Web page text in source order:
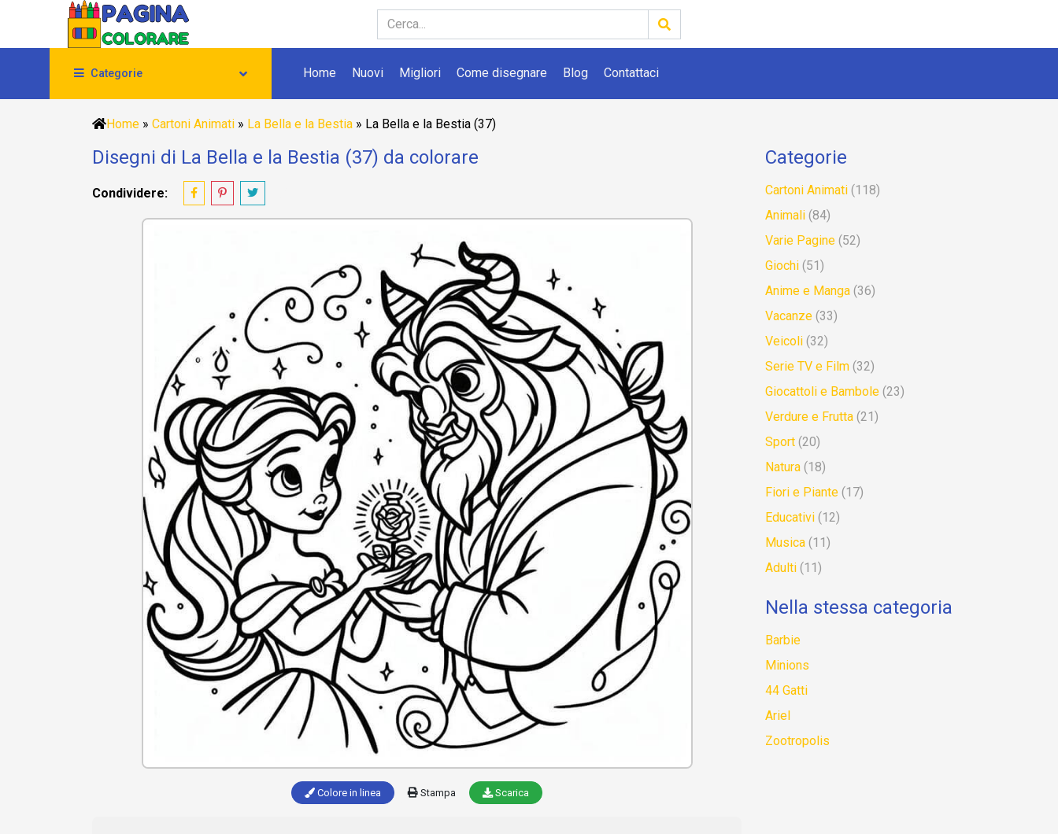
Categorie Home Nuovi Migliori Come disegnare Blog Contattaci
Home » Cartoni Animati » La Bella e la Bestia » La Bella e la Bestia (37)
Disegni di La Bella e la Bestia (37) da colorare
Condividere:
Colore in linea Stampa Scarica
Categorie
Cartoni Animati (118)
Animali (84)
Varie Pagine (52)
Giochi (51)
Anime e Manga (36)
Vacanze (33)
Veicoli (32)
Serie TV e Film (32)
Giocattoli e Bambole (23)
Verdure e Frutta (21)
Sport (20)
Natura (18)
Fiori e Piante (17)
Educativi (12)
Musica (11)
Adulti (11)
Nella stessa categoria
Barbie
Minions
44 Gatti
Ariel
Zootropolis